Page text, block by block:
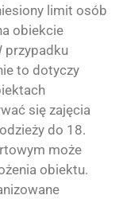
limit osób
obiekcie
przypadku
to dotyczy
się zajęcia
do 18.
może
obiektu.